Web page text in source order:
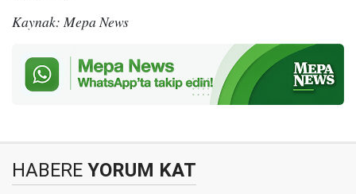
Kaynak: Mepa News
HABERE YORUM KAT